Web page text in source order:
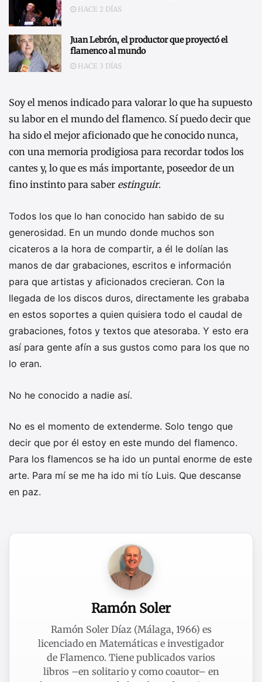
HACE 2 DÍAS
Juan Lebrón, el productor que proyectó el
flamenco al mundo
HACE 3 DÍAS
Soy el menos indicado para valorar lo que ha supuesto
su labor en el mundo del flamenco. Sí puedo decir que
ha sido el mejor aficionado que he conocido nunca,
con una memoria prodigiosa para recordar todos los
cantes y, lo que es más importante, poseedor de un
fino instinto para saber estinguir.
Todos los que lo han conocido han sabido de su
generosidad. En un mundo donde muchos son
cicateros a la hora de compartir, a él le dolían las
manos de dar grabaciones, escritos e información
para que artistas y aficionados crecieran. Con la
llegada de los discos duros, directamente les grababa
en estos soportes a quien quisiera todo el caudal de
grabaciones, fotos y textos que atesoraba. Y esto era
así para gente afín a sus gustos como para los que no
lo eran.
No he conocido a nadie así.
No es el momento de extenderme. Solo tengo que
decir que por él estoy en este mundo del flamenco.
Para los flamencos se ha ido un puntal enorme de este
arte. Para mí se me ha ido mi tío Luis. Que descanse
en paz.
Ramón Soler
Ramón Soler Díaz (Málaga, 1966) es
licenciado en Matemáticas e investigador
de Flamenco. Tiene publicados varios
libros –en solitario y como coautor– en